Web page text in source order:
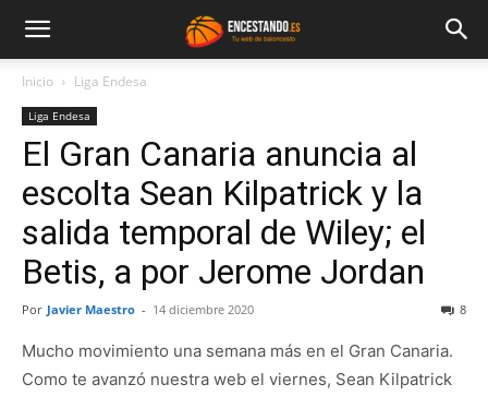
Inicio Liga Endesa
Liga Endesa
El Gran Canaria anuncia al
escolta Sean Kilpatrick y la
salida temporal de Wiley; el
Betis, a por Jerome Jordan
Por Javier Maestro - 14 diciembre 2020 8
Mucho movimiento una semana más en el Gran Canaria.
Como te avanzó nuestra web el viernes, Sean Kilpatrick